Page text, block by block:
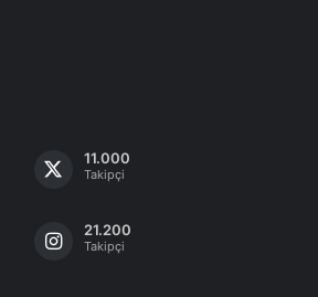
11.000
Takipçi
21.200
Takipçi